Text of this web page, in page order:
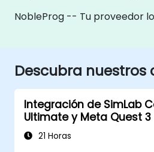
NobleProg -- Tu proveedor
Descubra nuestros
Integración de SimLab
Ultimate y Meta Quest 3
21 Horas